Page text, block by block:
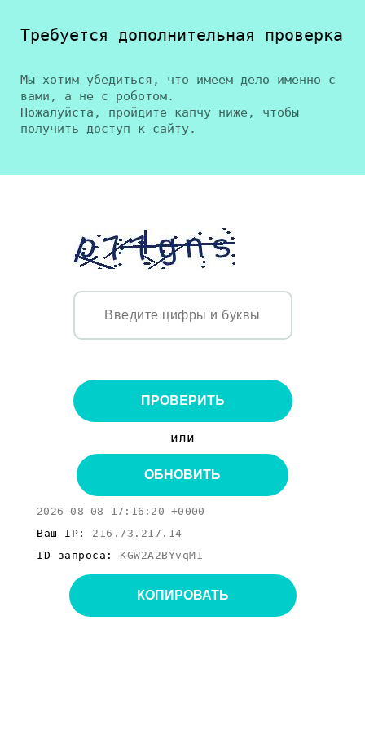
Требуется дополнительная проверка
Мы хотим убедиться, что имеем дело именно с
вами, а не с роботом.
Пожалуйста, пройдите капчу ниже, чтобы
получить доступ к сайту.
ПРОВЕРИТЬ
или
ОБНОВИТЬ
2026-08-08 17:16:20 +0000
Ваш IP: 216.73.217.14
ID запроса: KGW2A2BYvqM1
КОПИРОВАТЬ